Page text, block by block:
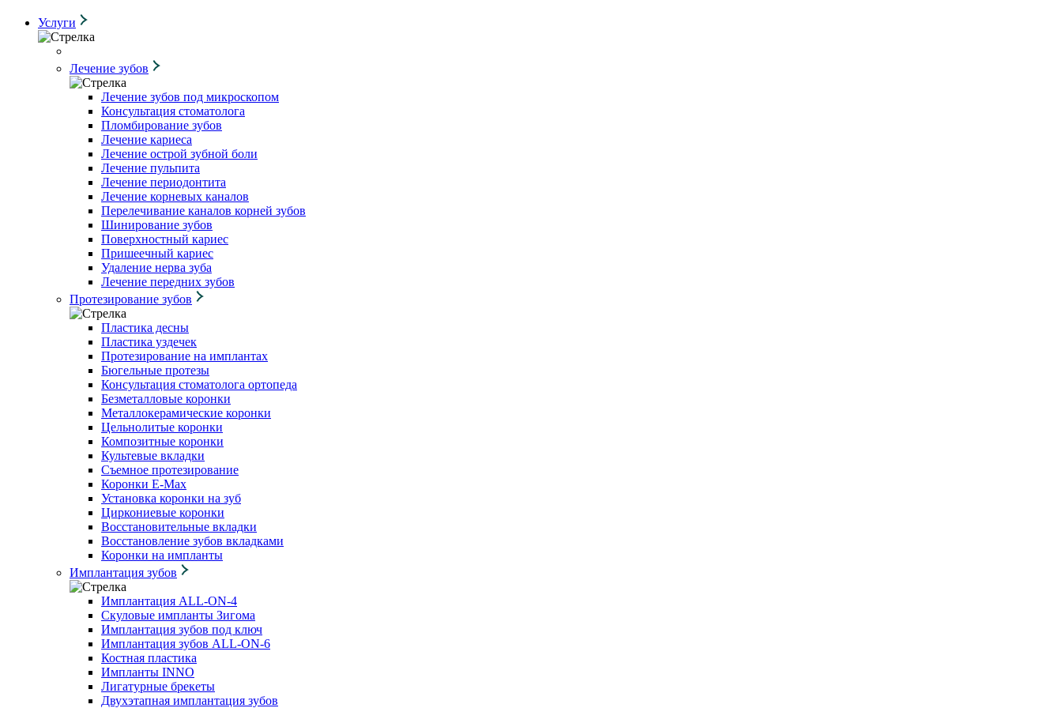
Услуги
Лечение зубов
Лечение зубов под микроскопом
Консультация стоматолога
Пломбирование зубов
Лечение кариеса
Лечение острой зубной боли
Лечение пульпита
Лечение периодонтита
Лечение корневых каналов
Перелечивание каналов корней зубов
Шинирование зубов
Поверхностный кариес
Пришеечный кариес
Удаление нерва зуба
Лечение передних зубов
Протезирование зубов
Пластика десны
Пластика уздечек
Протезирование на имплантах
Бюгельные протезы
Консультация стоматолога ортопеда
Безметалловые коронки
Металлокерамические коронки
Цельнолитые коронки
Композитные коронки
Культевые вкладки
Съемное протезирование
Коронки E-Max
Установка коронки на зуб
Циркониевые коронки
Восстановительные вкладки
Восстановление зубов вкладками
Коронки на импланты
Имплантация зубов
Имплантация ALL-ON-4
Скуловые импланты Зигома
Имплантация зубов под ключ
Имплантация зубов ALL-ON-6
Костная пластика
Импланты INNO
Лигатурные брекеты
Двухэтапная имплантация зубов